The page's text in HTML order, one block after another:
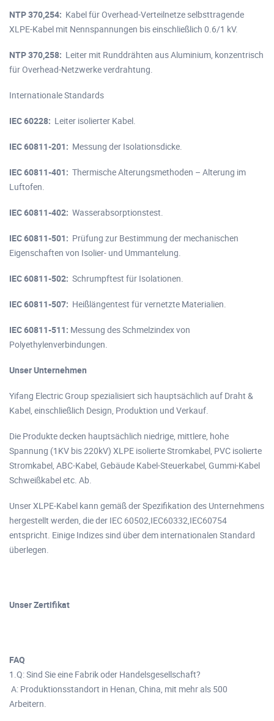
NTP 370,254: Kabel für Overhead-Verteilnetze selbsttragende
XLPE-Kabel mit Nennspannungen bis einschließlich 0.6/1 kV.
NTP 370,258: Leiter mit Runddrähten aus Aluminium, konzentrisch
für Overhead-Netzwerke verdrahtung.
Internationale Standards
IEC 60228: Leiter isolierter Kabel.
IEC 60811-201: Messung der Isolationsdicke.
IEC 60811-401: Thermische Alterungsmethoden – Alterung im
Luftofen.
IEC 60811-402: Wasserabsorptionstest.
IEC 60811-501: Prüfung zur Bestimmung der mechanischen
Eigenschaften von Isolier- und Ummantelung.
IEC 60811-502: Schrumpftest für Isolationen.
IEC 60811-507: Heißlängentest für vernetzte Materialien.
IEC 60811-511: Messung des Schmelzindex von
Polyethylenverbindungen.
Unser Unternehmen
Yifang Electric Group spezialisiert sich hauptsächlich auf Draht &
Kabel, einschließlich Design, Produktion und Verkauf.
Die Produkte decken hauptsächlich niedrige, mittlere, hohe
Spannung (1KV bis 220kV) XLPE isolierte Stromkabel, PVC isolierte
Stromkabel, ABC-Kabel, Gebäude Kabel-Steuerkabel, Gummi-Kabel
Schweißkabel etc. Ab.
Unser XLPE-Kabel kann gemäß der Spezifikation des Unternehmens
hergestellt werden, die der IEC 60502,IEC60332,IEC60754
entspricht. Einige Indizes sind über dem internationalen Standard
überlegen.
Unser Zertifikat
FAQ
1.Q: Sind Sie eine Fabrik oder Handelsgesellschaft?
A: Produktionsstandort in Henan, China, mit mehr als 500
Arbeitern.